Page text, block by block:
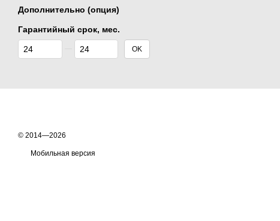
Дополнительно (опция)
Гарантийный срок, мес.
От Гарантийный срок, мес.
До Гарантийный срок, мес. OK
© 2014—2026
Мобильная версия